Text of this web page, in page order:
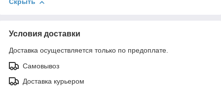
Скрыть
Условия доставки
Доставка осуществляется только по предоплате.
Самовывоз
Доставка курьером